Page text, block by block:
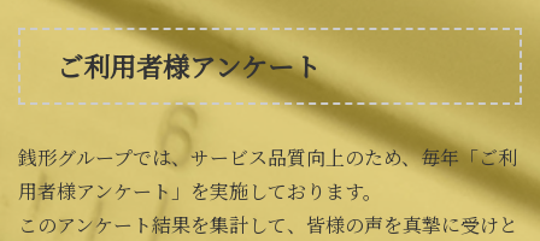
ご利用者様アンケート
銭形グループでは、サービス品質向上のため、毎年「ご利
用者様アンケート」を実施しております。
このアンケート結果を集計して、皆様の声を真摯に受けと